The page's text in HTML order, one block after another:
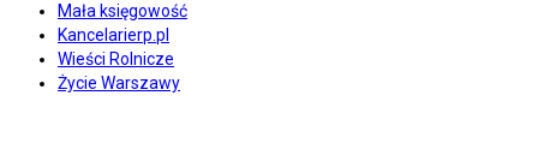
Mała księgowość
Kancelarierp.pl
Wieści Rolnicze
Życie Warszawy